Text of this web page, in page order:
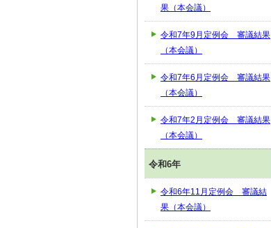
果（本会議）
令和7年9月定例会 審議結果
（本会議）
令和7年6月定例会 審議結果
（本会議）
令和7年2月定例会 審議結果
（本会議）
令和6年
令和6年11月定例会 審議結
果（本会議）